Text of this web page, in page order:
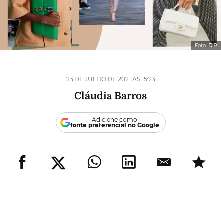
Foto:D.R.
23 DE JULHO DE 2021 ÀS 15:23
Cláudia Barros
Adicione como
fonte preferencial no Google